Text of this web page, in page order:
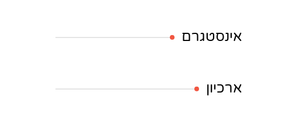
אינסטגרם
ארכיון